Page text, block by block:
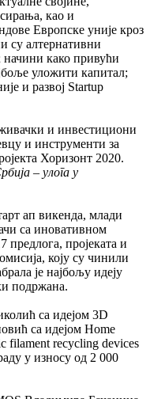
као и
Европске уније кроз
су алтернативни
како привући
уложити капитал;
и развој Startup
и инвестициони
и инструменти за
Хоризонт 2020.
– улога у
ап викенда, млади
са иновативном
предлога, пројеката и
коју су чинили
је најбољу идеју
подржана.
са идејом 3D
са идејом Home
filament recycling devices
у износу од 2 000